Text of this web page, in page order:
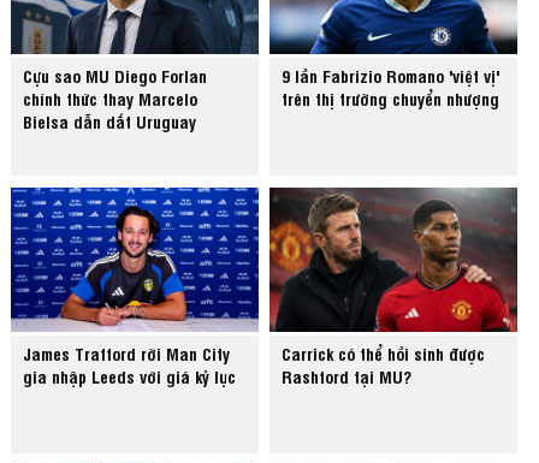
Cựu sao MU Diego Forlan
chính thức thay Marcelo
Bielsa dẫn dắt Uruguay
9 lần Fabrizio Romano 'việt vị'
trên thị trường chuyển nhượng
James Trafford rời Man City
gia nhập Leeds với giá kỷ lục
Carrick có thể hồi sinh được
Rashford tại MU?